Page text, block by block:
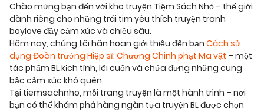
Chào mừng bạn đến với kho truyện Tiệm Sách Nhỏ – thế giới
dành riêng cho những trái tim yêu thích truyện tranh
boylove đầy cảm xúc và chiều sâu.
Hôm nay, chúng tôi hân hoan giới thiệu đến bạn Cách sử
dụng Đoàn trưởng Hiệp sĩ: Chương Chinh phạt Ma vật – một
tác phẩm BL kịch tính, lôi cuốn và chứa đựng những cung
bậc cảm xúc khó quên.
Tại tiemsachnho, mỗi trang truyện là một hành trình – nơi
bạn có thể khám phá hàng ngàn tựa truyện BL được chọn